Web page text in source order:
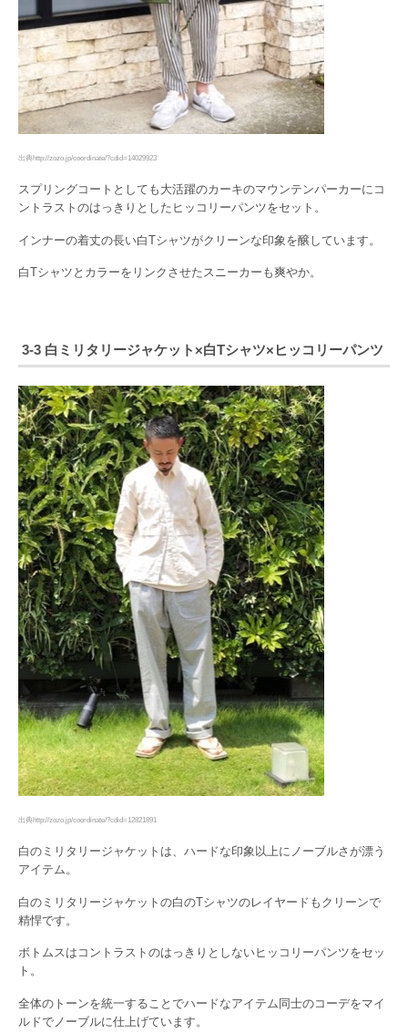
出典http://zozo.jp/coordinate/?cdid=14029923
スプリングコートとしても大活躍のカーキのマウンテンパーカーにコ
ントラストのはっきりとしたヒッコリーパンツをセット。
インナーの着丈の長い白Tシャツがクリーンな印象を醸しています。
白Tシャツとカラーをリンクさせたスニーカーも爽やか。
3-3 白ミリタリージャケット×白Tシャツ×ヒッコリーパンツ
出典http://zozo.jp/coordinate/?cdid=12821891
白のミリタリージャケットは、ハードな印象以上にノーブルさが漂う
アイテム。
白のミリタリージャケットの白のTシャツのレイヤードもクリーンで
精悍です。
ボトムスはコントラストのはっきりとしないヒッコリーパンツをセッ
ト。
全体のトーンを統一することでハードなアイテム同士のコーデをマイ
ルドでノーブルに仕上げています。